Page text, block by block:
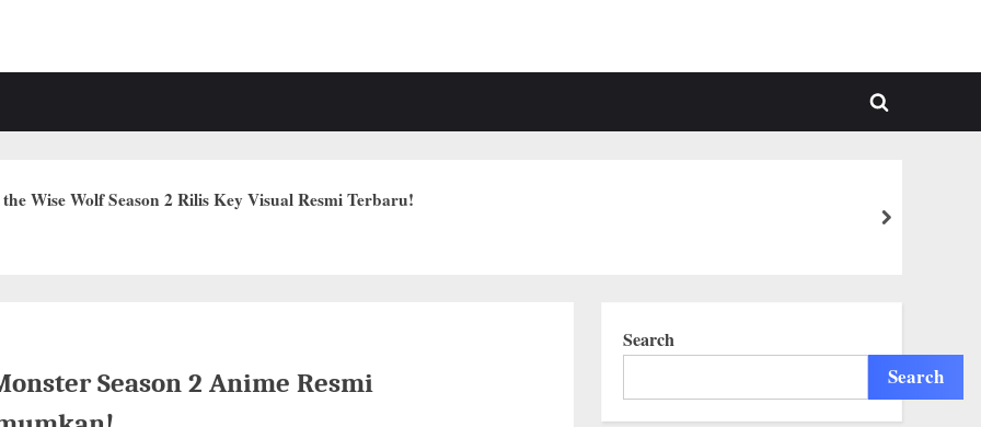
Toggle
Wise Wolf Season 2 Rilis Key Visual Resmi Terbaru!
next
Season 2 Anime Resmi
Search
Search